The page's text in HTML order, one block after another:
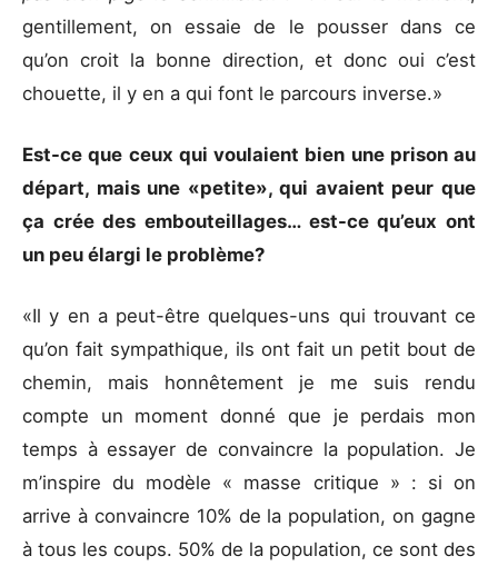
gentillement, on essaie de le pousser dans ce
qu’on croit la bonne direction, et donc oui c’est
chouette, il y en a qui font le parcours inverse.»
Est-ce que ceux qui voulaient bien une prison au
départ, mais une «petite», qui avaient peur que
ça crée des embouteillages… est-ce qu’eux ont
un peu élargi le problème?
«Il y en a peut-être quelques-uns qui trouvant ce
qu’on fait sympathique, ils ont fait un petit bout de
chemin, mais honnêtement je me suis rendu
compte un moment donné que je perdais mon
temps à essayer de convaincre la population. Je
m’inspire du modèle « masse critique » : si on
arrive à convaincre 10% de la population, on gagne
à tous les coups. 50% de la population, ce sont des